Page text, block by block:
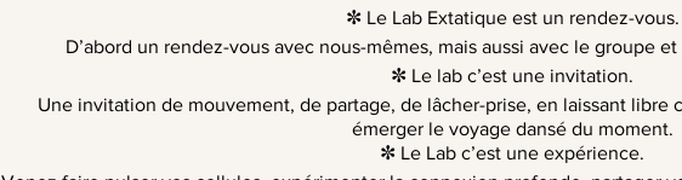
✼ Le Lab Extatique est un rendez-vous.
D’abord un rendez-vous avec nous-mêmes, mais aussi avec le groupe
✼ Le lab c’est une invitation.
Une invitation de mouvement, de partage, de lâcher-prise, en laissant libre
émerger le voyage dansé du moment.
✼ Le Lab c’est une expérience.